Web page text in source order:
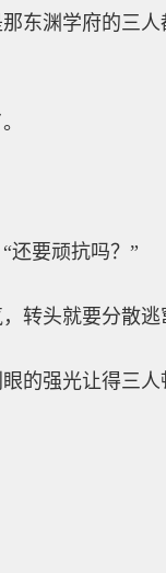
东渊学府的三
还要顽抗吗？”
转头就要分散逃
的强光让得三人